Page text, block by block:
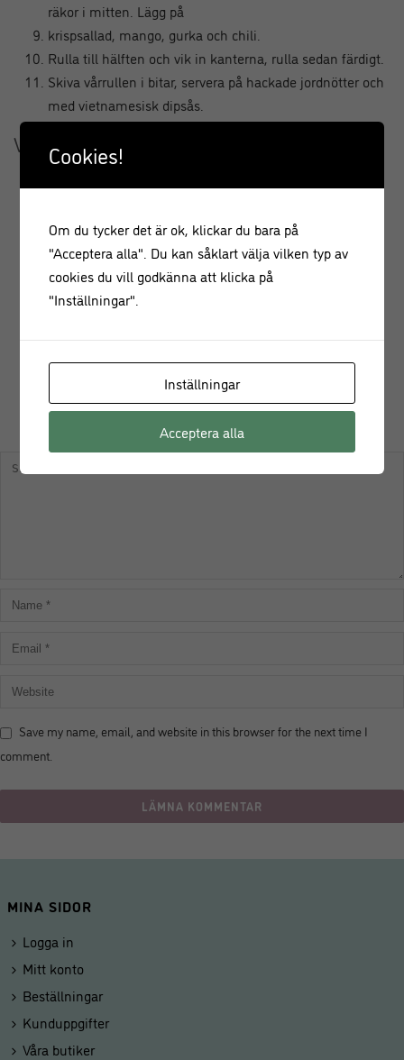
räkor i mitten. Lägg på
krispsallad, mango, gurka och chili.
Rulla till hälften och vik in kanterna, rulla sedan färdigt.
Skiva vårrullen i bitar, servera på hackade jordnötter och
med vietnamesisk dipsås.
Vietnamesisk dipsås
Save my name, email, and website in this browser for the next time I
comment.
MINA SIDOR
Logga in
Mitt konto
Beställningar
Kunduppgifter
Våra butiker
Cookies!
Om du tycker det är ok, klickar du bara på
"Acceptera alla". Du kan såklart välja vilken typ av
cookies du vill godkänna att klicka på
"Inställningar".
Inställningar
Acceptera alla